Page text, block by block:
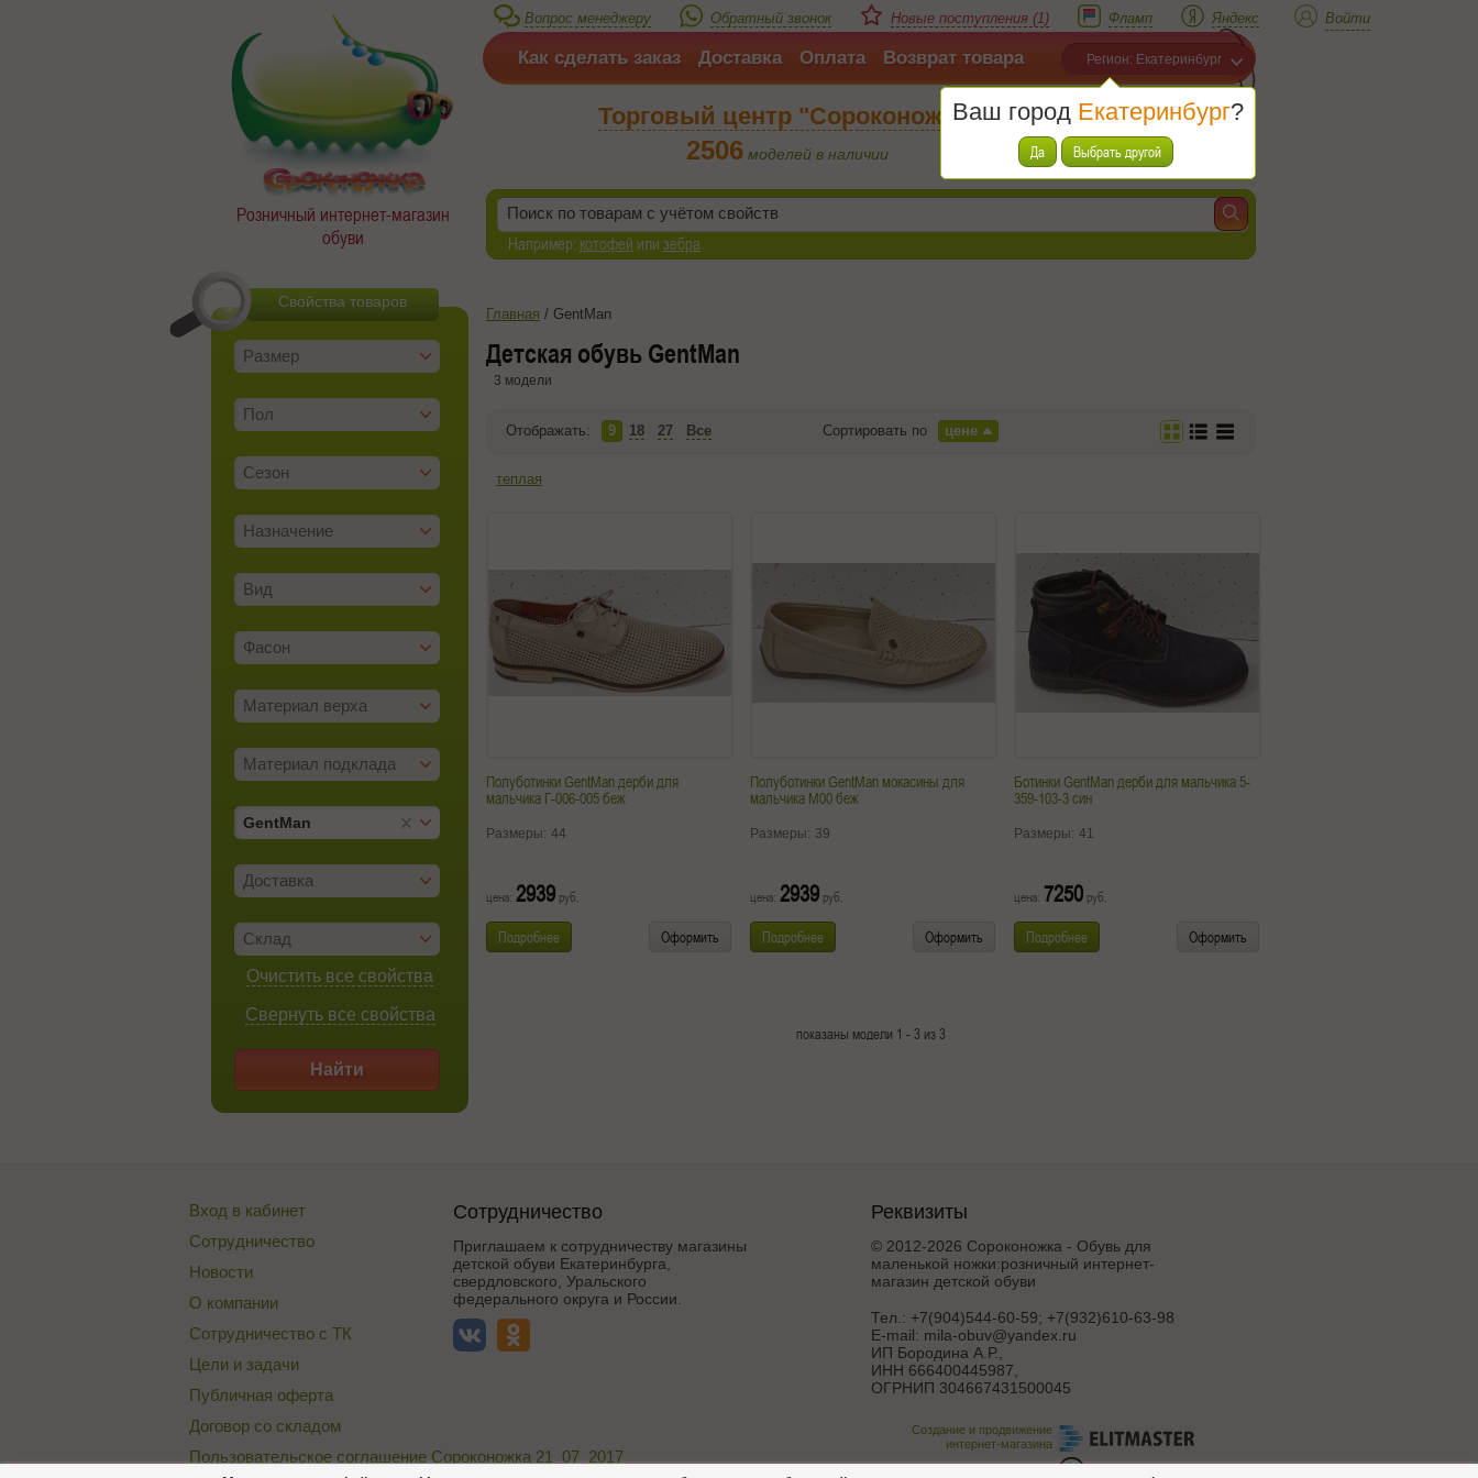
Розничный интернет-магазин
обуви
Например:котофей илизебра
Вопрос менеджеру Обратный звонок Новые поступления (1) Фламп Яндекс Войти
Как сделать заказ Доставка Оплата Возврат товара Регион: Екатеринбург
Ваш город Екатеринбург?
Да Выбрать другой
Корзина
Товаров (
Торговый центр "Сороконожка"
2506 моделей в наличии
Размер
Пол
Сезон
Назначение
Вид
Фасон
Материал верха
Материал подклада
GentMan
Доставка
Склад
Очистить все свойства
Свернуть все свойства
Найти
Свойства товаров
Главная / GentMan
Детская обувь GentMan
3 модели
Отображать: 9 18 27 Все Сортировать по цене
теплая
Полуботинки GentMan дерби для
мальчика Г-006-005 беж
Размеры: 44
цена: 2939 руб.
Подробнее Оформить
Полуботинки GentMan мокасины для
мальчика М00 беж
Размеры: 39
цена: 2939 руб.
Подробнее Оформить
Ботинки GentMan дерби для мальчика 5-
359-103-3 син
Размеры: 41
цена: 7250 руб.
Подробнее Оформить
показаны модели 1 - 3 из 3
Вход в кабинет
Сотрудничество
Новости
О компании
Сотрудничество с ТК
Цели и задачи
Публичная оферта
Договор со складом
Пользовательское соглашение Сороконожка 21_07_2017
Сотрудничество
Приглашаем к сотрудничеству магазины
детской обуви Екатеринбурга,
свердловского, Уральского
федерального округа и России.
Реквизиты
© 2012-2026 Сороконожка - Обувь для
маленькой ножки:розничный интернет-
магазин детской обуви
Тел.: +7(904)544-60-59; +7(932)610-63-98
E-mail: mila-obuv@yandex.ru
ИП Бородина А.Р.
ИНН 666400445987,
ОГРНИП 304667431500045
Создание и продвижение
интернет-магазина